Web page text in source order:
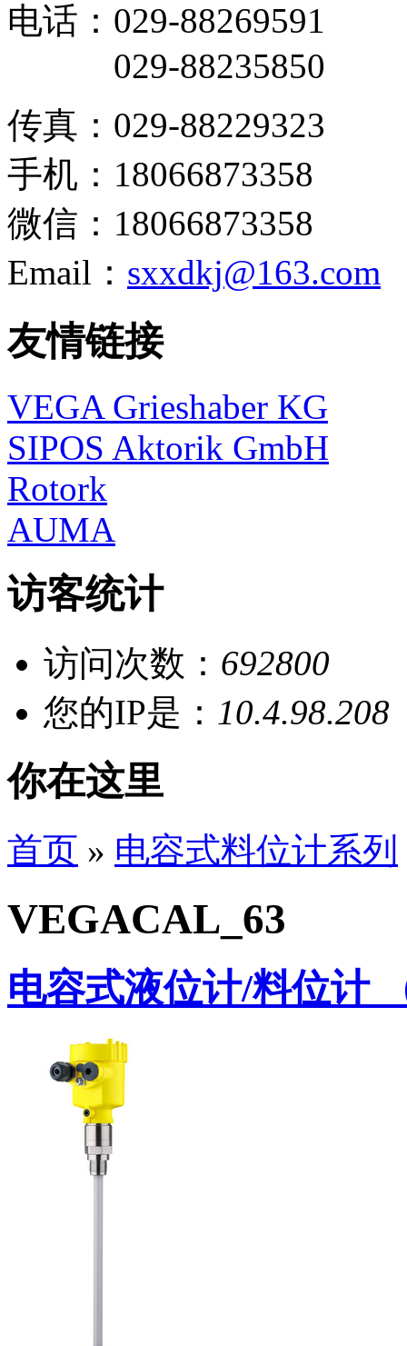
电话：029-88269591
029-88235850
传真：029-88229323
手机：18066873358
微信：18066873358
Email： sxxdkj@163.com
友情链接
VEGA Grieshaber KG
SIPOS Aktorik GmbH
Rotork
AUMA
访客统计
访问次数： 692800
您的IP是： 10.4.98.208
你在这里
首页 » 电容式料位计系列
VEGACAL_63
电容式液位计/料位计